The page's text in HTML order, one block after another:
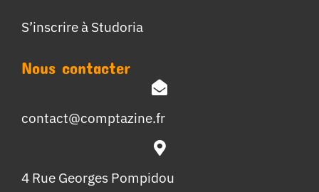
S’inscrire à Studoria
Nous contacter
contact@comptazine.fr
4 Rue Georges Pompidou